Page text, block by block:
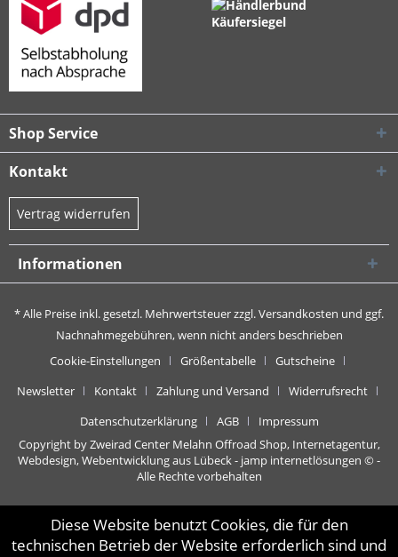
Shop Service
Kontakt
Vertrag widerrufen
Informationen
* Alle Preise inkl. gesetzl. Mehrwertsteuer zzgl.Versandkosten und ggf.
Nachnahmegebühren, wenn nicht anders beschrieben
Cookie-Einstellungen
Größentabelle
Gutscheine
Newsletter
Kontakt Zahlung und Versand
Widerrufsrecht
Datenschutzerklärung
AGB
Impressum
Copyright by Zweirad Center Melahn Offroad Shop, Internetagentur,
Webdesign, Webentwicklung aus Lübeck - jamp internetlösungen © -
Alle Rechte vorbehalten
Diese Website benutzt Cookies, die für den
technischen Betrieb der Website erforderlich sind und